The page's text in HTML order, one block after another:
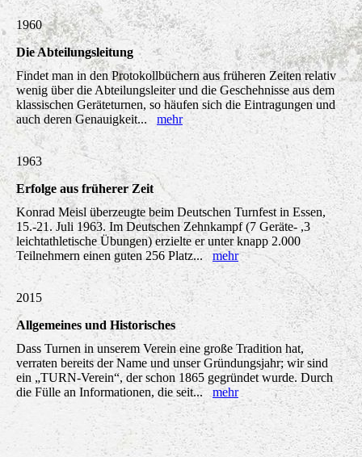
1960
Die Abteilungsleitung
Findet man in den Protokollbüchern aus früheren Zeiten relativ
wenig über die Abteilungsleiter und die Geschehnisse aus dem
klassischen Geräteturnen, so häufen sich die Eintragungen und
auch deren Genauigkeit... mehr
1963
Erfolge aus früherer Zeit
Konrad Meisl überzeugte beim Deutschen Turnfest in Essen,
15.-21. Juli 1963. Im Deutschen Zehnkampf (7 Geräte- ,3
leichtathletische Übungen) erzielte er unter knapp 2.000
Teilnehmern einen guten 256 Platz...mehr
2015
Allgemeines und Historisches
Dass Turnen in unserem Verein eine große Tradition hat,
verraten bereits der Name und unser Gründungsjahr; wir sind
ein „TURN-Verein“, der schon 1865 gegründet wurde. Durch
die Fülle an Informationen, die seit... mehr